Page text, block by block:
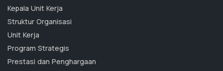
Kepala Unit Kerja
Struktur Organisasi
Unit Kerja
Program Strategis
Prestasi dan Penghargaan